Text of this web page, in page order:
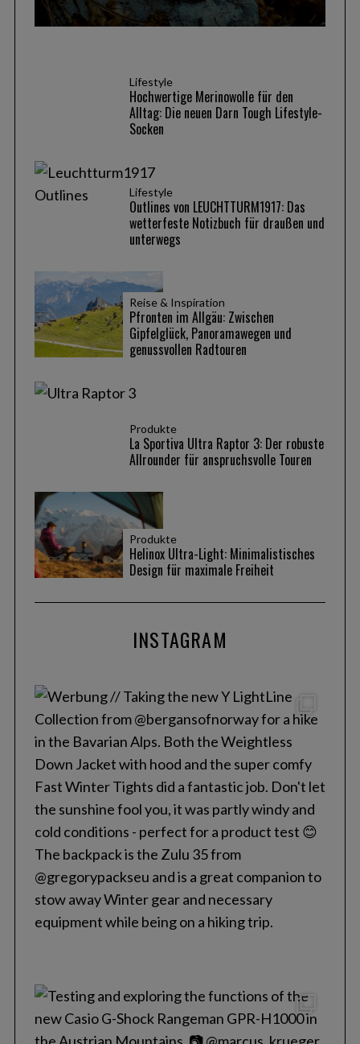
Lifestyle
Hochwertige Merinowolle für den
Alltag: Die neuen Darn Tough Lifestyle-
Socken
Lifestyle
Outlines von LEUCHTTURM1917: Das
wetterfeste Notizbuch für draußen und
unterwegs
Reise & Inspiration
Pfronten im Allgäu: Zwischen
Gipfelglück, Panoramawegen und
genussvollen Radtouren
Produkte
La Sportiva Ultra Raptor 3: Der robuste
Allrounder für anspruchsvolle Touren
Produkte
Helinox Ultra-Light: Minimalistisches
Design für maximale Freiheit
INSTAGRAM